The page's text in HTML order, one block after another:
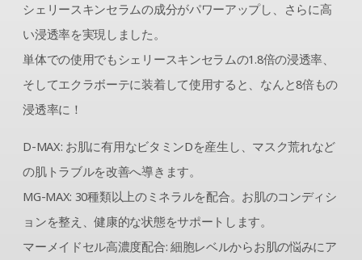
シェリースキンセラムの成分がパワーアップし、さらに高
い浸透率を実現しました。
単体での使用でもシェリースキンセラムの1.8倍の浸透率、
そしてエクラボーテに装着して使用すると、なんと8倍もの
浸透率に！
D-MAX: お肌に有用なビタミンDを産生し、マスク荒れなど
の肌トラブルを改善へ導きます。
MG-MAX: 30種類以上のミネラルを配合。お肌のコンディシ
ョンを整え、健康的な状態をサポートします。
マーメイドセル高濃度配合: 細胞レベルからお肌の悩みにア